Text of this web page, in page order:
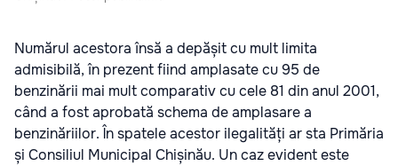
Numărul acestora însă a depășit cu mult limita
admisibilă, în prezent fiind amplasate cu 95 de
benzinării mai mult comparativ cu cele 81 din anul 2001,
când a fost aprobată schema de amplasare a
benzinăriilor. În spatele acestor ilegalități ar sta Primăria
și Consiliul Municipal Chișinău. Un caz evident este